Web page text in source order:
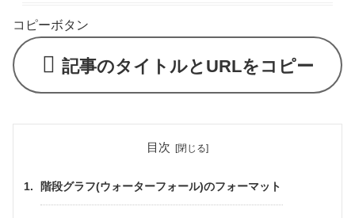
コピーボタン
記事のタイトルとURLをコピー
目次
階段グラフ(ウォーターフォール)のフォーマット